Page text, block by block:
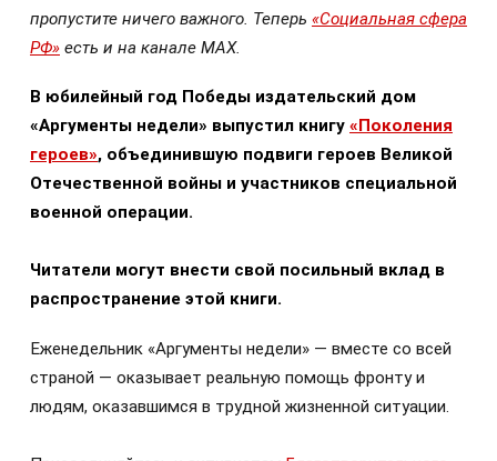
пропустите ничего важного. Теперь «Социальная сфера
РФ» есть и на канале МАХ.
В юбилейный год Победы издательский дом
«Аргументы недели» выпустил книгу «Поколения
героев», объединившую подвиги героев Великой
Отечественной войны и участников специальной
военной операции.
Читатели могут внести свой посильный вклад в
распространение этой книги.
Еженедельник «Аргументы недели» — вместе со всей
страной — оказывает реальную помощь фронту и
людям, оказавшимся в трудной жизненной ситуации.